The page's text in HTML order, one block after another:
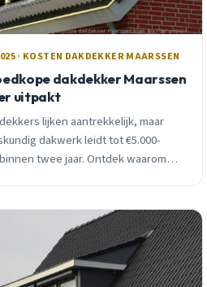
· KOSTEN DAKDEKKER MAARSSEN
dakdekker Maarssen
uitpakt
lijken aantrekkelijk, maar
dakwerk leidt tot €5.000-
twee jaar. Ontdek waarom